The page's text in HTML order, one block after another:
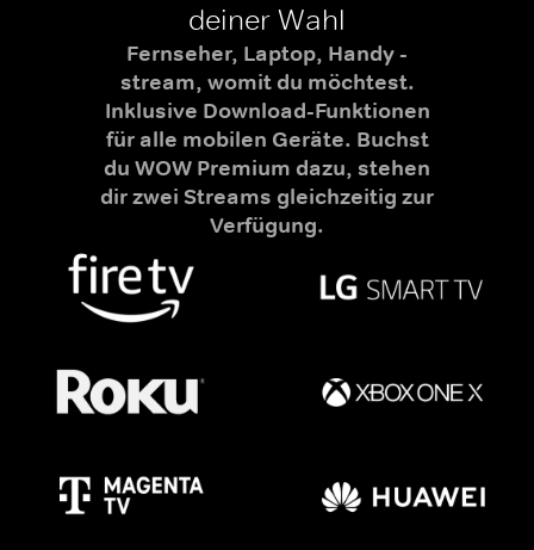
deiner Wahl
Fernseher, Laptop, Handy -
stream, womit du möchtest.
Inklusive Download-Funktionen
für alle mobilen Geräte. Buchst
du WOW Premium dazu, stehen
dir zwei Streams gleichzeitig zur
Verfügung.